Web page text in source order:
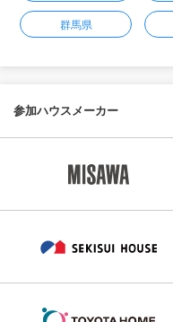
群馬県
参加ハウスメーカー